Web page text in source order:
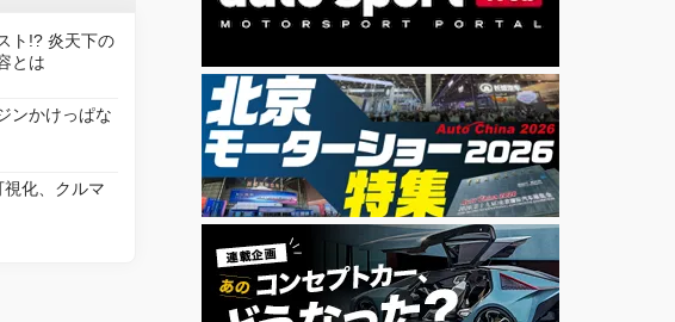
ト!? 炎天下の
とは
ンかけっぱな
化、クルマ